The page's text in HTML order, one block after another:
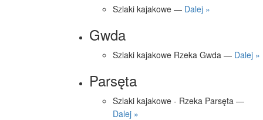
Szlaki kajakowe — Dalej »
Gwda
Szlaki kajakowe Rzeka Gwda — Dalej »
Parsęta
Szlaki kajakowe - Rzeka Parsęta —
Dalej »